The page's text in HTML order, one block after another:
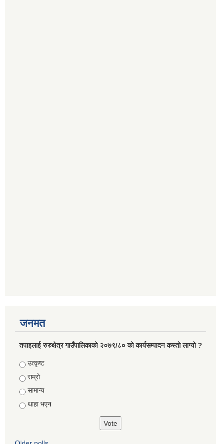
जनमत
तपाइलाई रुरुक्षेत्र गाउँपालिकाको २०७९/८० को कार्यसम्पादन कस्तो लाग्यो ?
Choices
उत्कृष्ट
राम्रो
सामान्य
थाहा भएन